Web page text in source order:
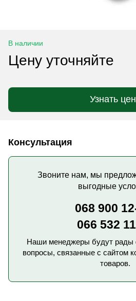
В наличии
Цену уточняйте
Узнать
Консультация
Звоните нам, мы
выгодные
068 900
066 532
Наши менеджеры будут рады
вопросы, связанные с сайтом
товаров.